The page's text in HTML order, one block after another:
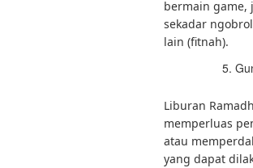
bermain game,
sekadar
lain (fitnah).
Liburan
memperluas
atau
yang dapat